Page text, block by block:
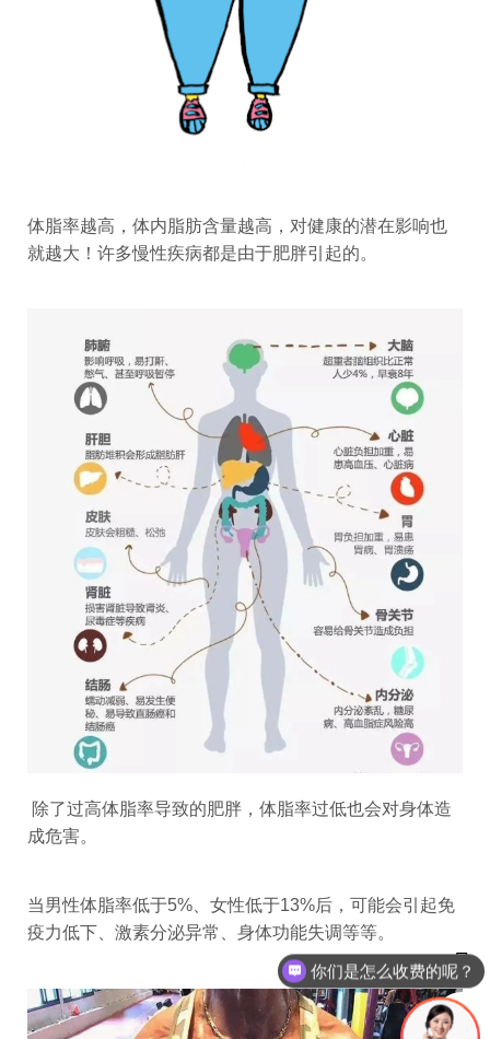
体脂率越高，体内脂肪含量越高，对健康的潜在影响也
就越大！许多慢性疾病都是由于肥胖引起的。
除了过高体脂率导致的肥胖，体脂率过低也会对身体造
成危害。
当男性体脂率低于5%、女性低于13%后，可能会引起免
疫力低下、激素分泌异常、身体功能失调等等。
你们是怎么收费的呢？